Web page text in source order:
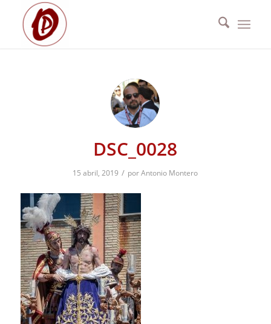
DSC_0028
15 abril, 2019 / porAntonio Montero